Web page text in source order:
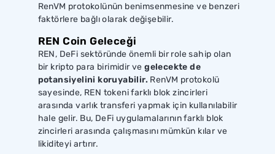
RenVM protokolünün benimsenmesine ve benzeri
faktörlere bağlı olarak değişebilir.
REN Coin Geleceği
REN, DeFi sektöründe önemli bir role sahip olan
bir kripto para birimidir vegelecekte de
potansiyelini koruyabilir. RenVM protokolü
sayesinde, REN tokeni farklı blok zincirleri
arasında varlık transferi yapmak için kullanılabilir
hale gelir. Bu, DeFi uygulamalarının farklı blok
zincirleri arasında çalışmasını mümkün kılar ve
likiditeyi artırır.